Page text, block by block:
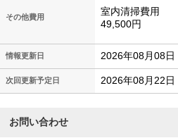
その他費用
室内清掃費用
49,500円
情報更新日 2026年08月08日
次回更新予定日 2026年08月22日
お問い合わせ